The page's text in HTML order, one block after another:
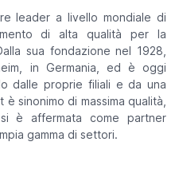
leader a livello mondiale di
di alta qualità per la
sua fondazione nel 1928,
in Germania, ed è oggi
dalle proprie filiali e da una
sinonimo di massima qualità,
è affermata come partner
gamma di settori.